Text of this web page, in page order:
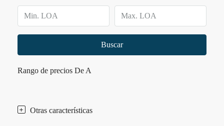
Buscar
Rango de precios De A
Otras características